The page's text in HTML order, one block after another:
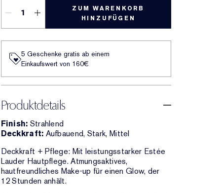
ZUM WARENKORB
HINZUFÜGEN
5 Geschenke gratis ab einem
Einkaufswert von 160€​
Produktdetails
Finish: Strahlend
Deckkraft: Aufbauend, Stark, Mittel
Deckkraft + Pflege: Mit leistungsstarker Estée
Lauder Hautpflege. Atmungsaktives,
hautfreundliches Make-up für einen Glow, der
12 Stunden anhält.